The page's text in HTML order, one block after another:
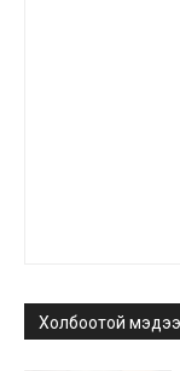
Холбоотой мэдээ